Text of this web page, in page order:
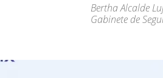
Bertha Alcalde
Gabinete de